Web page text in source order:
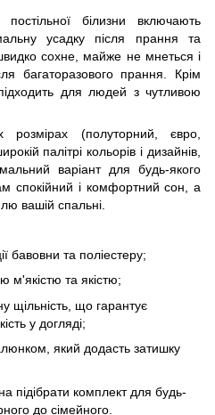
білизни включають
усадку після прання та
сохне, майже не мнеться і
багаторазового прання. Крім
для людей з чутливою
розмірах (полуторний, євро,
палітрі кольорів і дизайнів,
варіант для будь-якого
спокійний і комфортний сон, а
вашій спальні.
бавовни та поліестеру;
м'якістю та якістю;
у догляді;
до сімейного.